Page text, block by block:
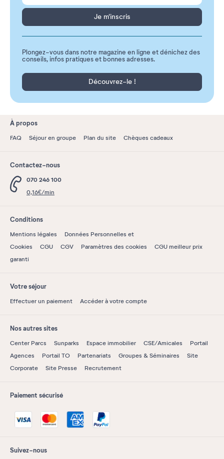
Je m'inscris
Plongez-vous dans notre magazine en ligne et dénichez des
conseils, infos pratiques et bonnes adresses.
Découvrez-le !
À propos
FAQ Séjour en groupe Plan du site Chèques cadeaux
Contactez-nous
070 246 100
0,16€/min
Conditions
Mentions légales
Données Personnelles et
Cookies
CGU CGV Paramètres des cookies
CGU meilleur prix
garanti
Votre séjour
Effectuer un paiement Accéder à votre compte
Nos autres sites
Center Parcs Sunparks Espace immobilier CSE/Amicales
Portail
Agences
Portail TO Partenariats Groupes & Séminaires
Site
Corporate
Site Presse Recrutement
Paiement sécurisé
Suivez-nous